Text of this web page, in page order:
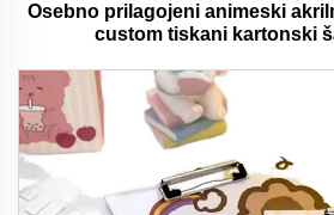
Osebno prilagojeni animeski
custom tiskani kartonski